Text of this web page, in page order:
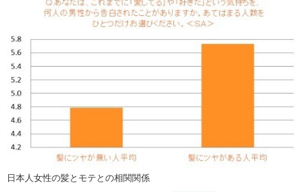
ショッピング その他
日本人女性の髪とモテとの相関関係